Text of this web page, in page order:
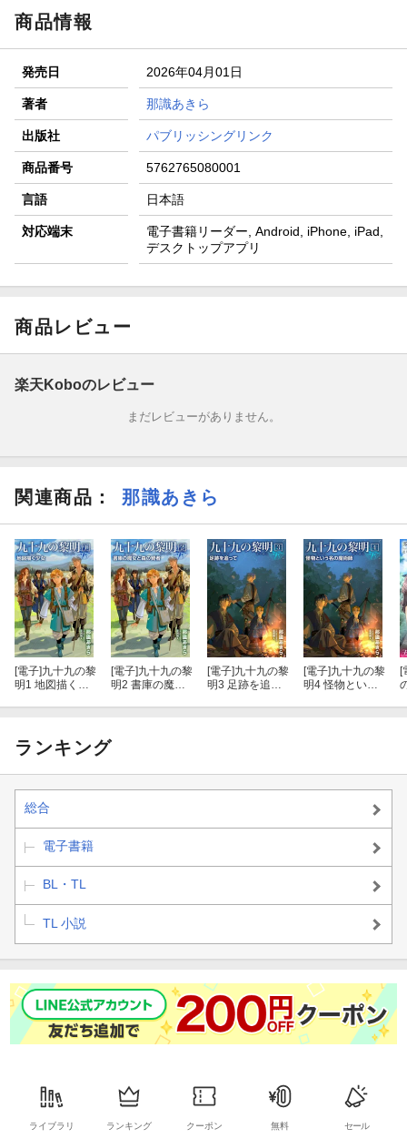
商品情報
発売日 2026年04月01日
著者 那識あきら
出版社 パブリッシングリンク
商品番号 5762765080001
言語 日本語
対応端末
電子書籍リーダー, Android, iPhone, iPad,
デスクトップアプリ
商品レビュー
楽天Koboのレビュー
まだレビューがありません。
関連商品 ： 那識あきら
[電子]九十九の黎
明1 地図描く少
[電子]九十九の黎
明2 書庫の魔女
[電子]九十九の黎
明3 足跡を追っ
[電子]九十九の黎
明4 怪物という
[
ランキング
総合
電子書籍
BL・TL
TL 小説
ライブラリ ランキング クーポン 無料 セール